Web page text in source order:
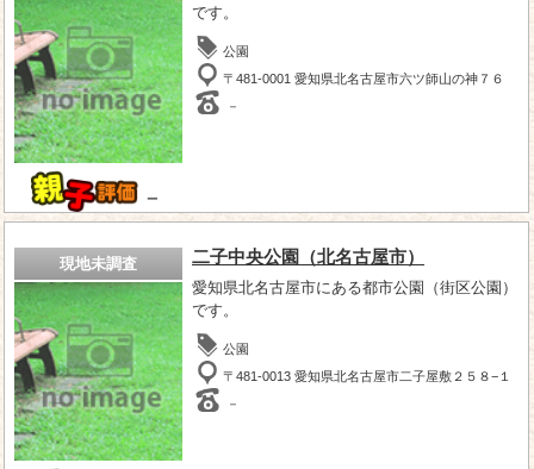
－
です。
公園
〒481-0001 愛知県北名古屋市六ツ師山の神７６
－
現地未調査 二子中央公園（北名古屋市）
愛知県北名古屋市にある都市公園（街区公園）
です。
公園
〒481-0013 愛知県北名古屋市二子屋敷２５８−１
－